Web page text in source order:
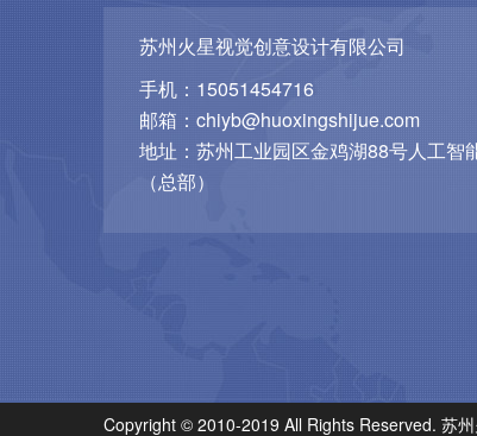
苏州火星视觉创意设计有限公司
手机：15051454716
邮箱：chiyb@huoxingshijue.com
地址：苏州工业园区金鸡湖88号人工智
（总部）
Copyright © 2010-2019 All Rights Reserved. 苏